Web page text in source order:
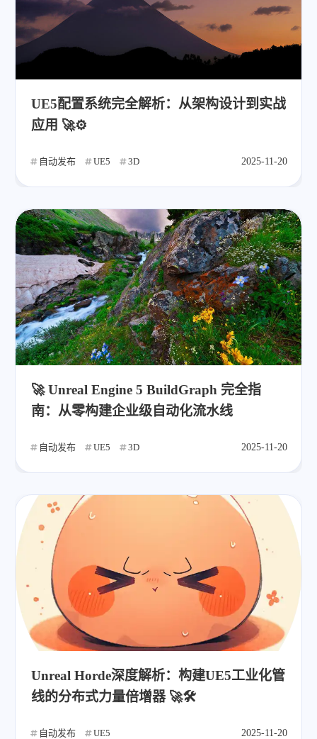
UE5配置系统完全解析：从架构设计到实战
应用 🚀⚙️
自动发布 UE5 3D 2025-11-20
🚀 Unreal Engine 5 BuildGraph 完全指
南：从零构建企业级自动化流水线
自动发布 UE5 3D 2025-11-20
Unreal Horde深度解析：构建UE5工业化管
线的分布式力量倍增器 🚀🛠️
自动发布 UE5 2025-11-20